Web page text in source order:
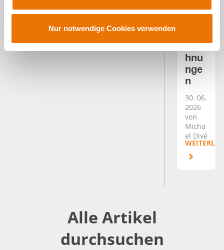
a
Nur notwendige Cookies verwenden
sech
zeic
hnu
nge
n
30. 06.
2026
von
Micha
el Divé
Alle Artikel
durchsuchen